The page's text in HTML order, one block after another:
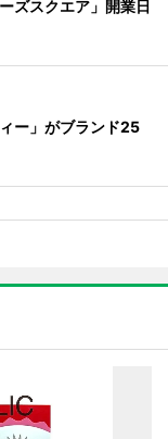
ズスクエア」開業日
ー」がブランド25